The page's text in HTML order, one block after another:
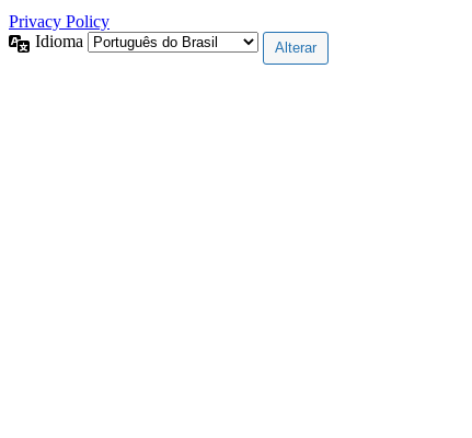
Privacy Policy
Idioma